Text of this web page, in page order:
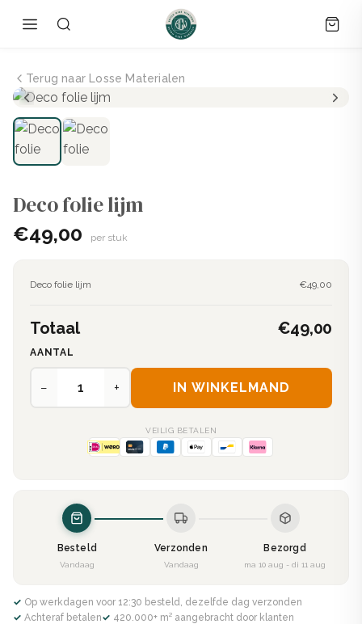
Terug naar Losse Materialen
Deco folie lijm
€49,00 per stuk
Deco folie lijm €49,00
Totaal €49,00
AANTAL
− + IN WINKELMAND
VEILIG BETALEN
Besteld
Vandaag
Verzonden
Vandaag
Bezorgd
ma 10 aug - di 11 aug
✓ Op werkdagen voor 12:30 besteld, dezelfde dag verzonden
✓ Achteraf betalen
✓ 420.000+ m² aangebracht door klanten